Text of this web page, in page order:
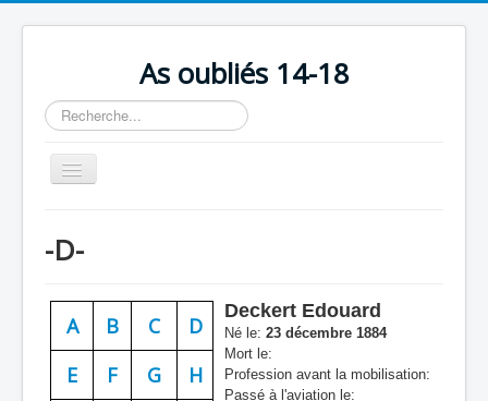
As oubliés 14-18
Rechercher
Basculer
la
Chronologie
Escadrilles
Organisation
Avions
-D-
A B C
D
E
F G
H
Deckert Edouard
Né le: 23 décembre 1884
Mort le:
Profession avant la mobilisation:
Passé à l'aviation le: